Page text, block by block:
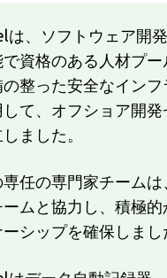
は、ソフトウェア開
で資格のある人材プ
整った安全なインフ
して、オフショア開発
ました。
専任の専門家チーム
ームと協力し、積極
シップを確保しまし